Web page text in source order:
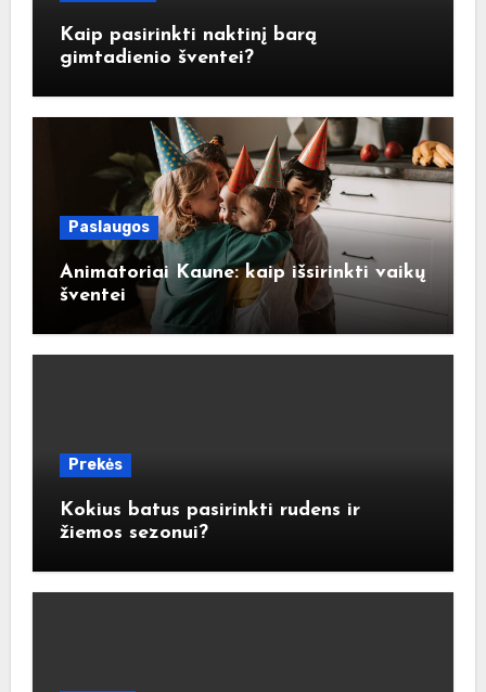
Kaip pasirinkti naktinį barą
gimtadienio šventei?
Paslaugos
Animatoriai Kaune: kaip išsirinkti vaikų
šventei
Prekės
Kokius batus pasirinkti rudens ir
žiemos sezonui?